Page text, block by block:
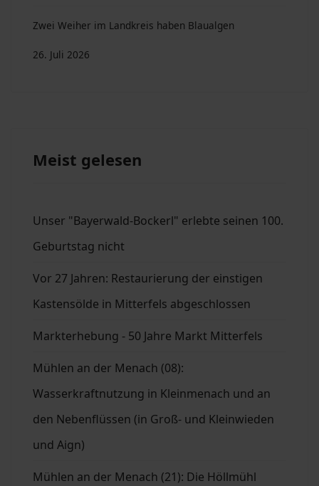
Zwei Weiher im Landkreis haben Blaualgen
26. Juli 2026
Meist gelesen
Unser "Bayerwald-Bockerl" erlebte seinen 100.
Geburtstag nicht
Vor 27 Jahren: Restaurierung der einstigen
Kastensölde in Mitterfels abgeschlossen
Markterhebung - 50 Jahre Markt Mitterfels
Mühlen an der Menach (08):
Wasserkraftnutzung in Kleinmenach und an
den Nebenflüssen (in Groß- und Kleinwieden
und Aign)
Mühlen an der Menach (21): Die Höllmühl